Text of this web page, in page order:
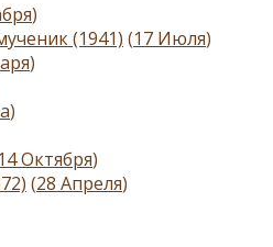
)
(1941) (17 Июля)
)
)
14 Октября)
(28 Апреля)